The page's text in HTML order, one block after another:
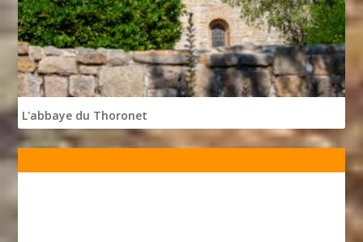
L'abbaye du Thoronet